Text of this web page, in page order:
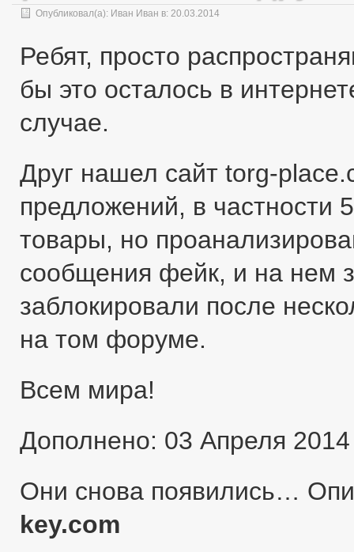
Опубликовал(а): Иван Иван в: 20.03.2014
Ребят, просто
бы это осталось в
случае.
Друг нашел сайт torg-
предложений, в частности
товары, но
сообщения фейк, и на нем
заблокировали после
на том форуме.
Всем мира!
Дополнено: 03 Апреля 2014
Они снова появились…
key.com